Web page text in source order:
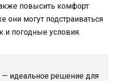
повысить комфорт
они могут подстраиваться
и погодные условия.
— идеальное решение для